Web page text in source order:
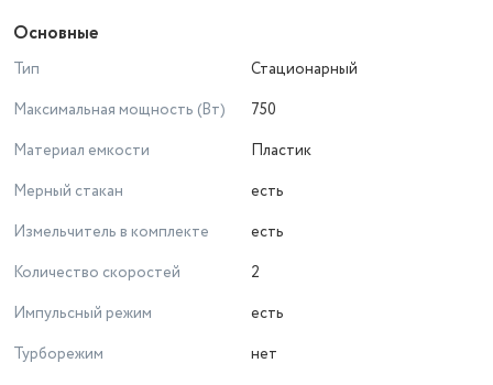
Основные
Тип
Стационарный
Максимальная мощность (Вт)
750
Материал емкости
Пластик
Мерный стакан
есть
Измельчитель в комплекте
есть
Количество скоростей
2
Импульсный режим
есть
Турборежим
нет